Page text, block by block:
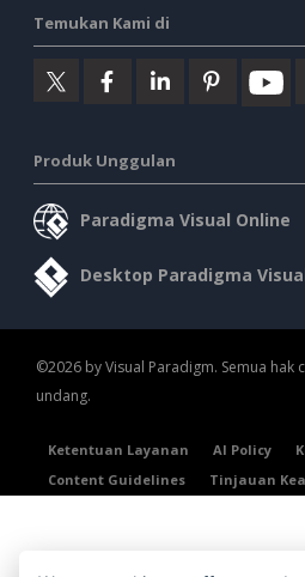
Temukan Kami di
Produk Unggulan
Paradigma Visual Online
Desktop Paradigma
©2026 by Visual Paradigm. Semua
undang.
Ketentuan Layanan AI Policy
Content Guidelines
Tinjauan